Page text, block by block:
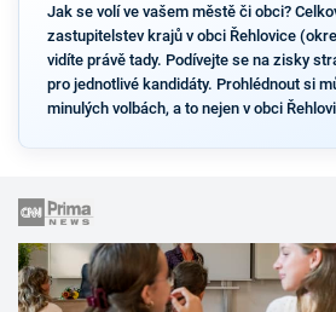
Jak se volí ve vašem městě či obci?
zastupitelstev krajů v obci Řehlovice
vidíte právě tady. Podívejte se na zisky
pro jednotlivé kandidáty. Prohlédnout si
minulých volbách, a to nejen v obci